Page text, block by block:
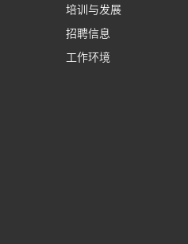
培训与发展
招聘信息
工作环境